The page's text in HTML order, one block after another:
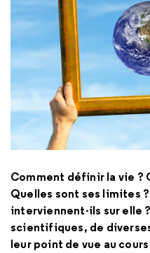
Comment définir la vie ?
Quelles sont ses limites
interviennent-ils sur elle
scientifiques, de
leur point de vue au